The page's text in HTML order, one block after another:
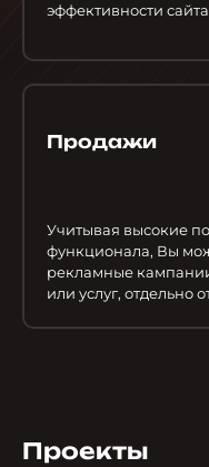
эффективности
Продажи
Учитывая высокие
функционала, Вы
рекламные
или услуг, отдельно
Проекты